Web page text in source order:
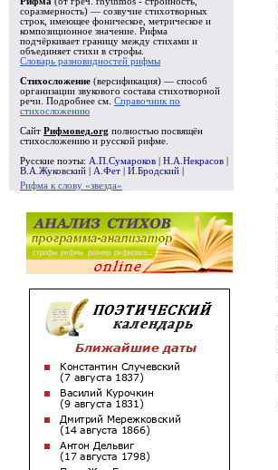
соразмерность) — созвучие стихотворных
строк, имеющее фоническое, метрическое и
композиционное значение. Рифма
подчёркивает границу между стихами и
объединяет стихи в строфы
Словарь разновидностей рифмы
Стихосложение (версификация) — способ
организации звукового состава стихотворной
речи. Подробнее см. Справочник по
стихосложению
Сайт Рифмовед.org полностью посвящён
стихосложению и русской рифме.
Русские поэты: А.П.Сумароков Н.А.Некрасов
В.А.Жуковский
А.Фет И.Бродский
Рифма к слову «звезда»